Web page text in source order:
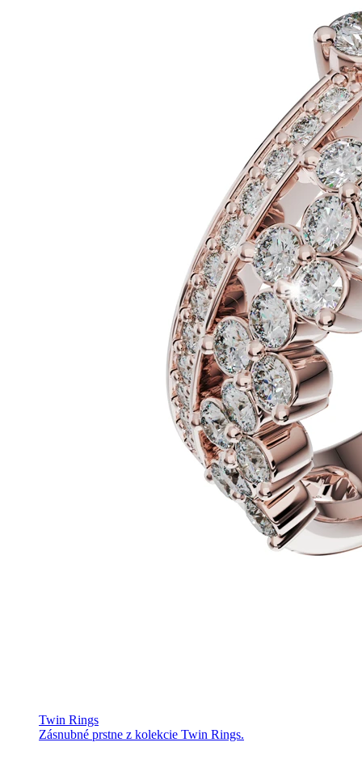
Twin Rings
Zásnubné prstne z kolekcie Twin Rings.